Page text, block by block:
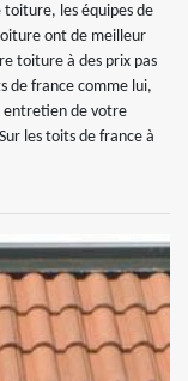
toiture, les équipes de
ont de meilleur
toiture à des prix pas
de france comme lui,
entretien de votre
les toits de france à